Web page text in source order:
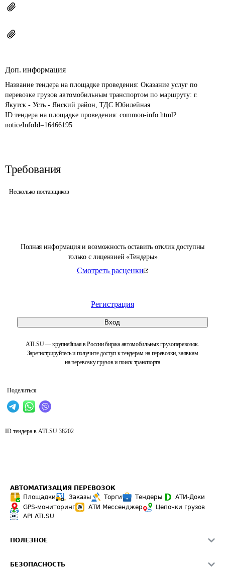
Полная информация и возможность оставить отклик доступны
только с лицензией «Тендеры»
Смотреть расценки
Регистрация
Вход
ATI.SU — крупнейшая в России биржа автомобильных грузоперевозок.
Зарегистрируйтесь и получите доступ к тендерам на перевозки, заявкам
на перевозку грузов и поиск транспорта
Поделиться
Доп. информация
Название тендера на площадке проведения: Оказание услуг по
перевозке грузов автомобильным транспортом по маршруту: г.
Якутск - Усть - Янский район, ТДС Юбилейная
ID тендера на площадке проведения: common-info.html?
noticeInfoId=16466195
Требования
Несколько поставщиков
ID тендера в ATI.SU 38202
АВТОМАТИЗАЦИЯ ПЕРЕВОЗОК
Площадки
Заказы Торги Тендеры
АТИ-Доки
GPS-мониторинг
АТИ Мессенджер
Цепочки грузов
API ATI.SU
ПОЛЕЗНОЕ
БЕЗОПАСНОСТЬ